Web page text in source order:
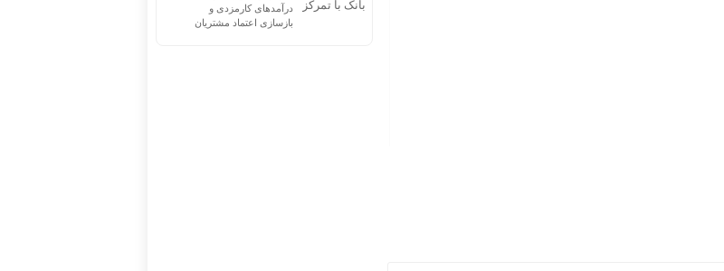
درآمدهای کارمزدی و
بازسازی اعتماد مشتریان